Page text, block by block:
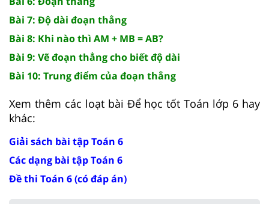
Bài 7: Độ dài đoạn thẳng
Bài 8: Khi nào thì AM + MB = AB?
Bài 9: Vẽ đoạn thẳng cho biết độ dài
Bài 10: Trung điểm của đoạn thẳng
Xem thêm các loạt bài Để học tốt Toán lớp 6 hay
khác:
Giải sách bài tập Toán 6
Các dạng bài tập Toán 6
Đề thi Toán 6 (có đáp án)